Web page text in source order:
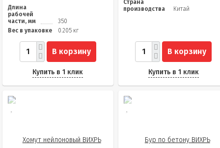
Длина
рабочей
части, мм
350
Вес в упаковке
0.205 кг
В корзину
Купить в 1 клик
Страна
производства
Китай
В корзину
Купить в 1 клик